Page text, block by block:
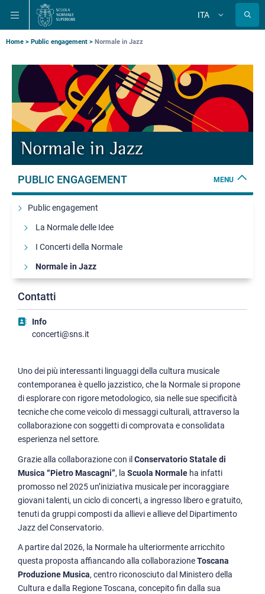
alla
navigazione
principale
contenuto
principale
alla
ricerca
principale
ITA
Briciole
di
pane
Home Public engagement Normale in Jazz
Normale in Jazz
PUBLIC ENGAGEMENT MENU
Public engagement
La Normale delle Idee
I Concerti della Normale
Normale in Jazz
Il Cinema della Normale
Comunicare la ricerca
Le Letture della Normale
Arte contemporanea alla Carovana
Progetto Piazza dei Cavalieri
Coordinamento Terza Missione/Public Engagement
Contatti
Info
concerti@sns.it
Uno dei più interessanti linguaggi della cultura musicale
contemporanea è quello jazzistico, che la Normale si propone
di esplorare con rigore metodologico, sia nelle sue specificità
tecniche che come veicolo di messaggi culturali, attraverso la
collaborazione con soggetti di comprovata e consolidata
esperienza nel settore.
Grazie alla collaborazione con il Conservatorio Statale di
Musica “Pietro Mascagni”, la Scuola Normale ha infatti
promosso nel 2025 un’iniziativa musicale per incoraggiare
giovani talenti, un ciclo di concerti, a ingresso libero e gratuito,
tenuti da gruppi composti da allievi e allieve del Dipartimento
Jazz del Conservatorio.
A partire dal 2026, la Normale ha ulteriormente arricchito
questa proposta affiancando alla collaborazioneToscana
Produzione Musica, centro riconosciuto dal Ministero della
Cultura e dalla Regione Toscana, concepito fin dalla sua